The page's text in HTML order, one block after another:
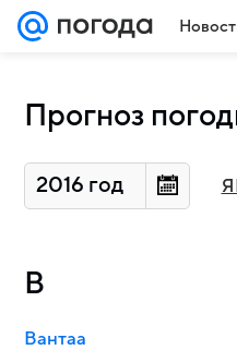
Прогноз
2016 год
В
Вантаа